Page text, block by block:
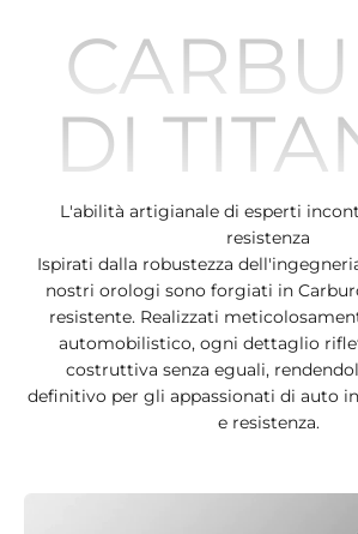
DI
L'abilità artigianale di esperti
resistenza
Ispirati dalla robustezza
nostri orologi sono forgiati in
resistente. Realizzati
automobilistico, ogni dettaglio
costruttiva senza eguali,
definitivo per gli appassionati di auto
e resistenza.